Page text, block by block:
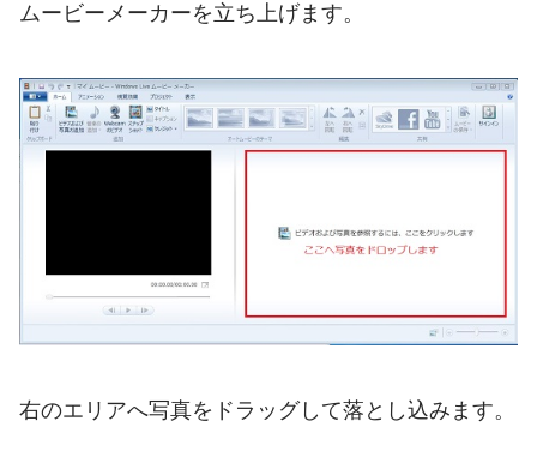
ムービーメーカーを立ち上げます。
右のエリアへ写真をドラッグして落とし込みます。